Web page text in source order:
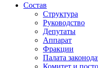
Состав
Структура
Руководство
Депутаты
Аппарат
Фракции
Палата
Комитет и